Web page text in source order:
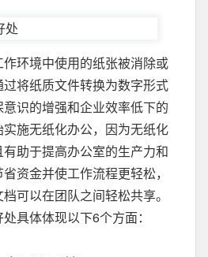
环境中使用的纸张被消除或
将纸质文件转换为数字形式
识的增强和企业效率低下的
施无纸化办公，因为无纸化
助于提高办公室的生产力和
资金并使工作流程更轻松，
可以在团队之间轻松共享。
具体体现以下6个方面：